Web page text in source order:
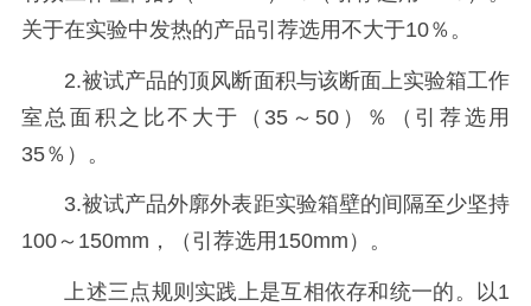
关于在实验中发热的产品引荐选用不大于10％。
2.被试产品的顶风断面积与该断面上实验箱工作
室总面积之比不大于（35～50）％（引荐选用
35％）。
3.被试产品外廓外表距实验箱壁的间隔至少坚持
100～150mm，（引荐选用150mm）。
上述三点规则实践上是互相依存和统一的。以1